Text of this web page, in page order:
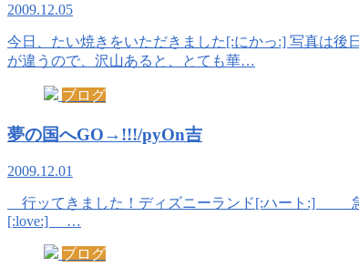
2009.12.05
今日、たい焼きをいただきました[:にかっ:] 写真は後
が違うので、沢山あると、とても華…
ブログ
夢の国へGO→!!!/pyOn吉
2009.12.01
行ッてきました！ディズニーランド[:ハート:] 急
[:love:] …
ブログ